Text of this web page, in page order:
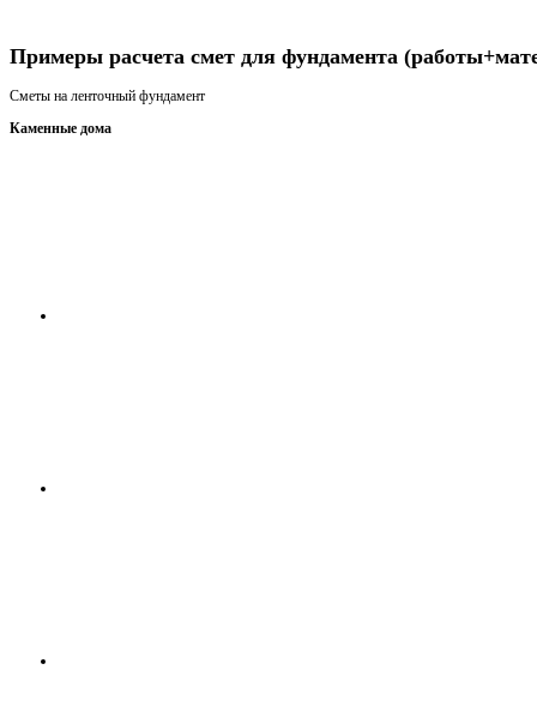
Примеры расчета смет для фундамента
Сметы на ленточный фундамент
Каменные дома